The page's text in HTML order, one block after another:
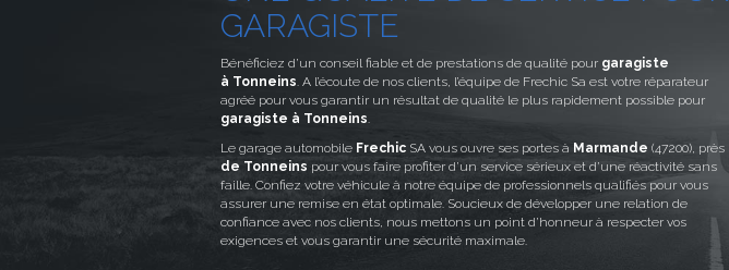
GARAGISTE
Bénéficiez d’un conseil fiable et de prestations de qualité pour garagiste
à Tonneins. A l’écoute de nos clients, l’équipe de Frechic Sa est votre réparateur
agréé pour vous garantir un résultat de qualité le plus rapidement possible pour
garagiste à Tonneins.
Le garage automobile FrechicSA vous ouvre ses portes à Marmande (47200), près
de Tonneins pour vous faire profiter d’un service sérieux et d’une réactivité sans
faille. Confiez votre véhicule à notre équipe de professionnels qualifiés pour vous
assurer une remise en état optimale. Soucieux de développer une relation de
confiance avec nos clients, nous mettons un point d’honneur à respecter vos
exigences et vous garantir une sécurité maximale.